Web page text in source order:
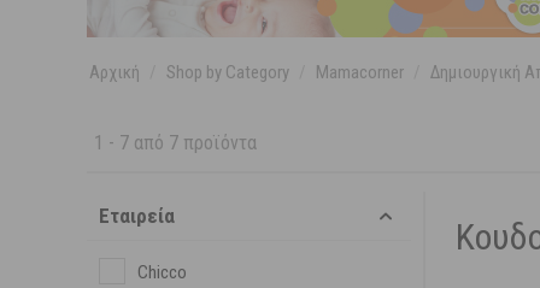
Αρχική Shop by Category Mamacorner Δημιουργική
1 - 7 από 7 προϊόντα
Εταιρεία
Chicco